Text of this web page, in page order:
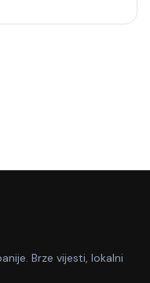
Brze vijesti, lokalni